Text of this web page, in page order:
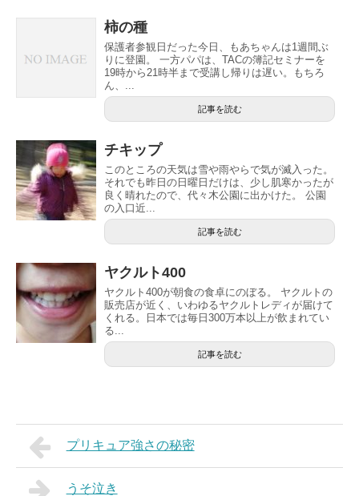
柿の種
保護者参観日だった今日、もあちゃんは1週間ぶ
りに登園。 一方パパは、TACの簿記セミナーを
19時から21時半まで受講し帰りは遅い。もちろ
ん、...
記事を読む
チキップ
このところの天気は雪や雨やらで気が滅入った。
それでも昨日の日曜日だけは、少し肌寒かったが
良く晴れたので、代々木公園に出かけた。 公園
の入口近...
記事を読む
ヤクルト400
ヤクルト400が朝食の食卓にのぼる。 ヤクルトの
販売店が近く、いわゆるヤクルトレディが届けて
くれる。日本では毎日300万本以上が飲まれてい
る...
記事を読む
プリキュア強さの秘密
うそ泣き